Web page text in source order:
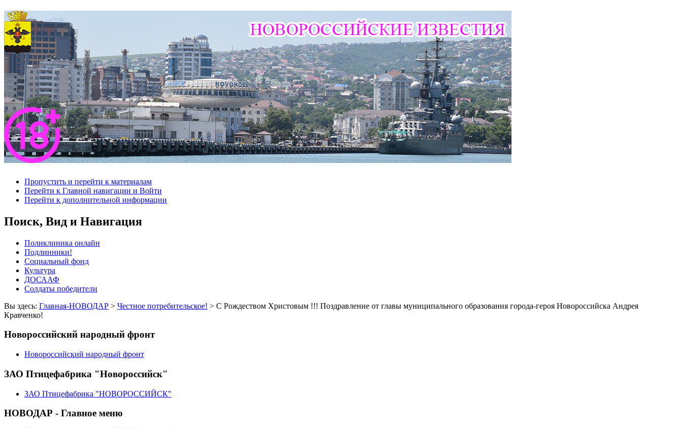
Пропустить и перейти к материалам
Перейти к Главной навигации и Войти
Перейти к дополнительной информации
Поиск, Вид и Навигация
Поликлиника онлайн
Подлинники!
Социальный фонд
Культура
ДОСААФ
Солдаты победители
Вы здесь: Главная-НОВОДАР > Честное потребительское! > С Рождеством Христовым !!! Поздравление от главы муниципального образования города-героя Новороссийска Андрея
Кравченко!
Новороссийский народный фронт
Новороссийский народный фронт
ЗАО Птицефабрика "Новороссийск"
ЗАО Птицефабрика "НОВОРОССИЙСК"
НОВОДАР - Главное меню